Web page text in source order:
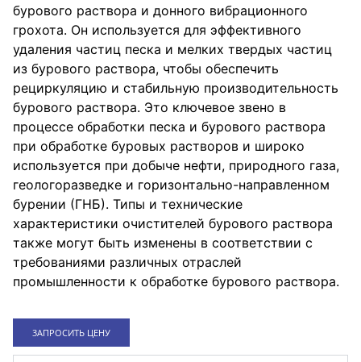
бурового раствора и донного вибрационного
грохота. Он используется для эффективного
удаления частиц песка и мелких твердых частиц
из бурового раствора, чтобы обеспечить
рециркуляцию и стабильную производительность
бурового раствора. Это ключевое звено в
процессе обработки песка и бурового раствора
при обработке буровых растворов и широко
используется при добыче нефти, природного газа,
геологоразведке и горизонтально-направленном
бурении (ГНБ). Типы и технические
характеристики очистителей бурового раствора
также могут быть изменены в соответствии с
требованиями различных отраслей
промышленности к обработке бурового раствора.
3АПPОСИТЬ ЦЕНУ